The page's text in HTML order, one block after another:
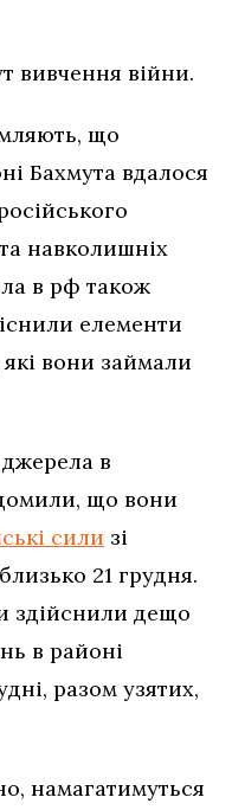
вивчення війни.
що
Бахмута вдалося
навколишніх
в рф також
елементи
вони займали
в
що вони
сили зі
21 грудня.
здійснили дещо
в районі
разом узятих,
намагатимуться